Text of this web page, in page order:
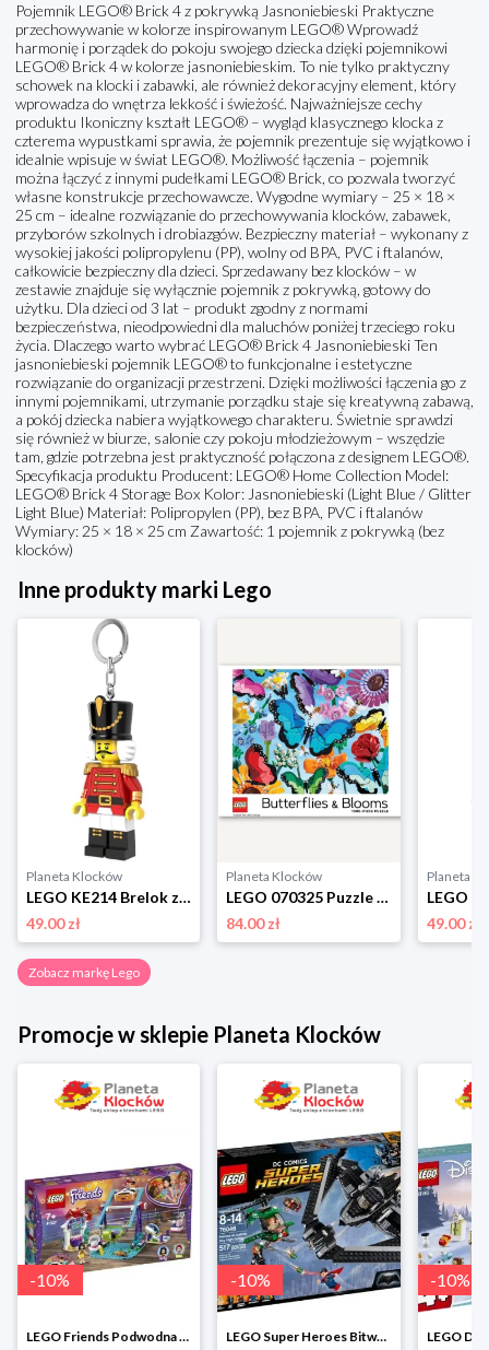
Pojemnik LEGO® Brick 4 z pokrywką Jasnoniebieski Praktyczne
przechowywanie w kolorze inspirowanym LEGO® Wprowadź
harmonię i porządek do pokoju swojego dziecka dzięki pojemnikowi
LEGO® Brick 4 w kolorze jasnoniebieskim. To nie tylko praktyczny
schowek na klocki i zabawki, ale również dekoracyjny element, który
wprowadza do wnętrza lekkość i świeżość. Najważniejsze cechy
produktu Ikoniczny kształt LEGO® – wygląd klasycznego klocka z
czterema wypustkami sprawia, że pojemnik prezentuje się wyjątkowo i
idealnie wpisuje w świat LEGO®. Możliwość łączenia – pojemnik
można łączyć z innymi pudełkami LEGO® Brick, co pozwala tworzyć
własne konstrukcje przechowawcze. Wygodne wymiary – 25 × 18 ×
25 cm – idealne rozwiązanie do przechowywania klocków, zabawek,
przyborów szkolnych i drobiazgów. Bezpieczny materiał – wykonany z
wysokiej jakości polipropylenu (PP), wolny od BPA, PVC i ftalanów,
całkowicie bezpieczny dla dzieci. Sprzedawany bez klocków – w
zestawie znajduje się wyłącznie pojemnik z pokrywką, gotowy do
użytku. Dla dzieci od 3 lat – produkt zgodny z normami
bezpieczeństwa, nieodpowiedni dla maluchów poniżej trzeciego roku
życia. Dlaczego warto wybrać LEGO® Brick 4 Jasnoniebieski Ten
jasnoniebieski pojemnik LEGO® to funkcjonalne i estetyczne
rozwiązanie do organizacji przestrzeni. Dzięki możliwości łączenia go z
innymi pojemnikami, utrzymanie porządku staje się kreatywną zabawą,
a pokój dziecka nabiera wyjątkowego charakteru. Świetnie sprawdzi
się również w biurze, salonie czy pokoju młodzieżowym – wszędzie
tam, gdzie potrzebna jest praktyczność połączona z designem LEGO®.
Specyfikacja produktu Producent: LEGO® Home Collection Model:
LEGO® Brick 4 Storage Box Kolor: Jasnoniebieski (Light Blue / Glitter
Light Blue) Materiał: Polipropylen (PP), bez BPA, PVC i ftalanów
Wymiary: 25 × 18 × 25 cm Zawartość: 1 pojemnik z pokrywką (bez
klocków)
Inne produkty marki Lego
Planeta Klocków
LEGO KE214 Brelok z latarką Dziadek do orzechów Lego
49.00 zł
Planeta Klocków
LEGO 070325 Puzzle Butterflies & Blooms (1000 elementów) Lego
84.00 zł
Planeta
49.00 zł
Zobacz markę Lego
Promocje w sklepie Planeta Klocków
-10%
LEGO Friends Podwodna Frajda w super cenie
-10%
LEGO Super Heroes Bitwa powietrzna w super cenie
-10%